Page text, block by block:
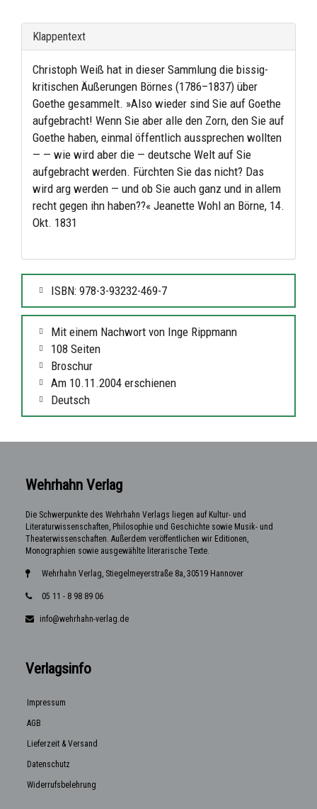
Klappentext
Christoph Weiß hat in dieser Sammlung die bissig-
kritischen Äußerungen Börnes (1786–1837) über
Goethe gesammelt. »Also wieder sind Sie auf Goethe
aufgebracht! Wenn Sie aber alle den Zorn, den Sie auf
Goethe haben, einmal öffentlich aussprechen wollten
— — wie wird aber die — deutsche Welt auf Sie
aufgebracht werden. Fürchten Sie das nicht? Das
wird arg werden — und ob Sie auch ganz und in allem
recht gegen ihn haben??« Jeanette Wohl an Börne, 14.
Okt. 1831
ISBN: 978-3-93232-469-7
Mit einem Nachwort von Inge Rippmann
108 Seiten
Broschur
Am 10.11.2004 erschienen
Deutsch
Wehrhahn Verlag
Die Schwerpunkte des Wehrhahn Verlags liegen auf Kultur- und
Literaturwissenschaften, Philosophie und Geschichte sowie Musik- und
Theaterwissenschaften. Außerdem veröffentlichen wir Editionen,
Monographien sowie ausgewählte literarische Texte.
Wehrhahn Verlag, Stiegelmeyerstraße 8a, 30519 Hannover
05 11 - 8 98 89 06
info@wehrhahn-verlag.de
Verlagsinfo
Impressum
AGB
Lieferzeit & Versand
Datenschutz
Widerrufsbelehrung